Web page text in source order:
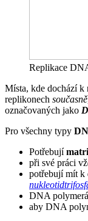
Replikace
Místa, kde dochází k
replikonech současně
označovaných jako
Pro všechny typy
Potřebují
při své práci
potřebují mít k
DNA
aby DNA